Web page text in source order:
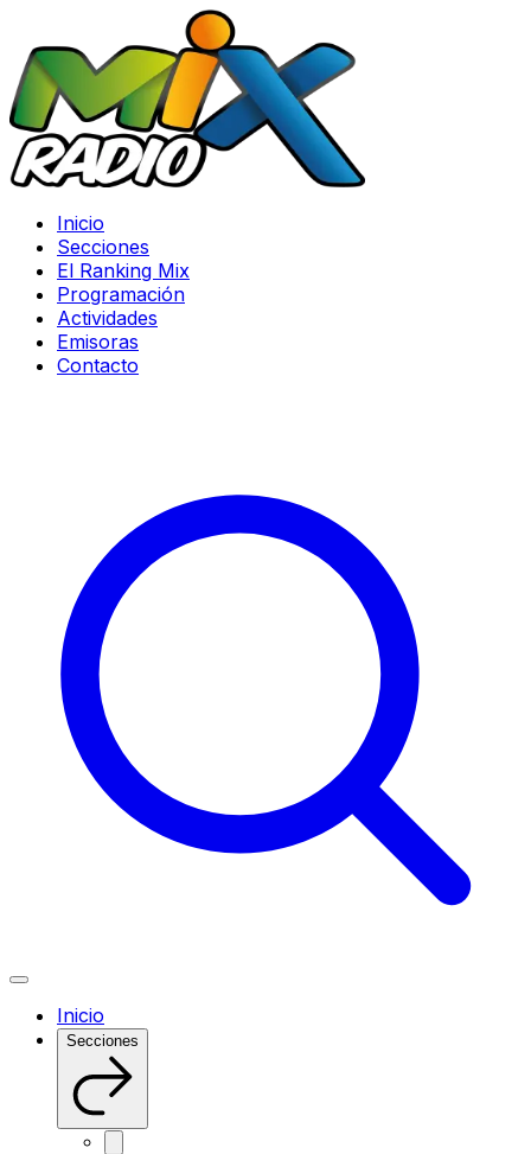
Inicio
Secciones
El Ranking Mix
Programación
Actividades
Emisoras
Contacto
Inicio
Secciones